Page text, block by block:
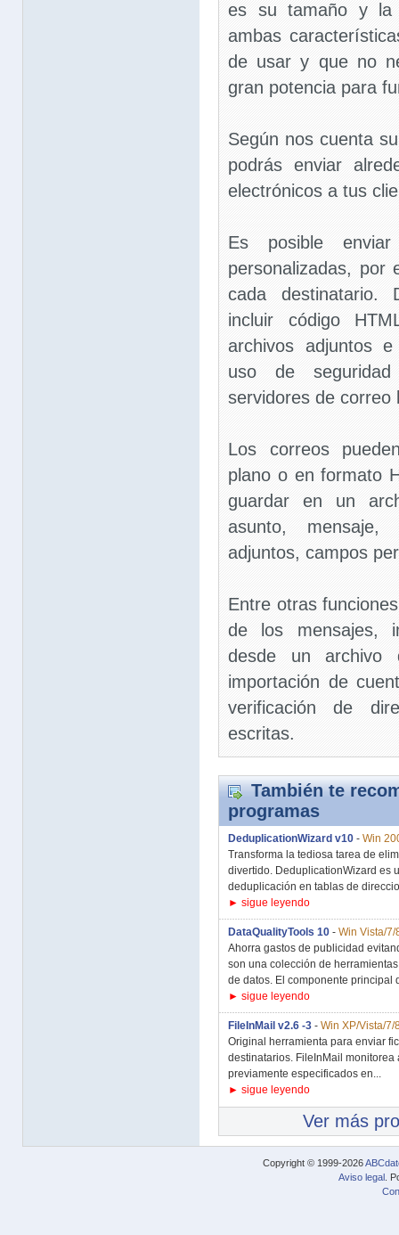
es su tamaño y la
ambas
de usar y que no
gran potencia para
Según nos cuenta
podrás enviar
electrónicos a tus
Es posible
personalizadas, por
cada destinatario.
incluir código
archivos adjuntos
uso de
servidores de correo
Los correos
plano o en formato
guardar en un
asunto, mensaje,
adjuntos, campos
Entre otras
de los mensajes,
desde un archivo
importación de
verificación de
escritas.
También te
programas
DeduplicationWizard v10 - Win
Transforma la tediosa tarea de
divertido. DeduplicationWizard es
deduplicación en tablas de
► sigue leyendo
DataQualityTools 10 - Win Vista/7/
Ahorra gastos de publicidad
son una colección de
de datos. El componente principal
► sigue leyendo
FileInMail v2.6 -3 - Win XP/Vista/7/
Original herramienta para enviar
destinatarios. FileInMail
previamente especificados en...
► sigue leyendo
Ver más
Copyright © 1999-2026
Aviso legal .